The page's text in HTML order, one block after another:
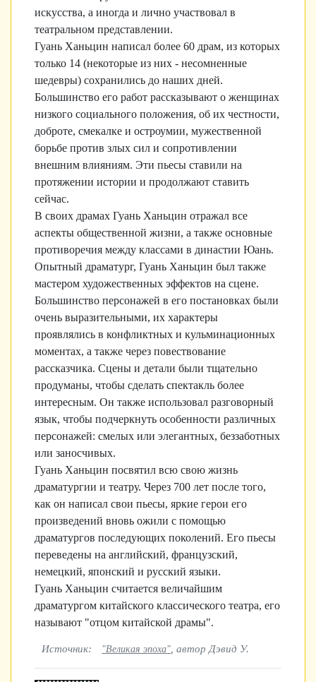
искусства, а иногда и лично участвовал в
театральном представлении.
Гуань Ханьцин написал более 60 драм, из которых
только 14 (некоторые из них - несомненные
шедевры) сохранились до наших дней.
Большинство его работ рассказывают о женщинах
низкого социального положения, об их честности,
доброте, смекалке и остроумии, мужественной
борьбе против злых сил и сопротивлении
внешним влияниям. Эти пьесы ставили на
протяжении истории и продолжают ставить
сейчас.
В своих драмах Гуань Ханьцин отражал все
аспекты общественной жизни, а также основные
противоречия между классами в династии Юань.
Опытный драматург, Гуань Ханьцин был также
мастером художественных эффектов на сцене.
Большинство персонажей в его постановках были
очень выразительными, их характеры
проявлялись в конфликтных и кульминационных
моментах, а также через повествование
рассказчика. Сцены и детали были тщательно
продуманы, чтобы сделать спектакль более
интересным. Он также использовал разговорный
язык, чтобы подчеркнуть особенности различных
персонажей: смелых или элегантных, беззаботных
или заносчивых.
Гуань Ханьцин посвятил всю свою жизнь
драматургии и театру. Через 700 лет после того,
как он написал свои пьесы, яркие герои его
произведений вновь ожили с помощью
драматургов последующих поколений. Его пьесы
переведены на английский, французский,
немецкий, японский и русский языки.
Гуань Ханьцин считается величайшим
драматургом китайского классического театра, его
называют "отцом китайской драмы".
Источник: "Великая эпоха" , автор Дэвид У.